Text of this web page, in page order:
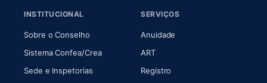
INSTITUCIONAL
Sobre o Conselho(abre em nova aba)
Sistema Confea/Crea(abre em nova aba)
Sede e Inspetorias
SERVIÇOS
Anuidade
ART(abre em nova aba)
Registro